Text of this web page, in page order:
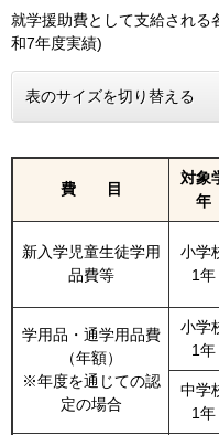
就学援助費として支給される
和7年度実績)
表のサイズを切り替える
費 目
対象
年
新入学児童生徒学用
品費等
小学
1年
学用品・通学用品費
（年額）
※年度を通じての認
定の場合
小学
1年
中学
1年